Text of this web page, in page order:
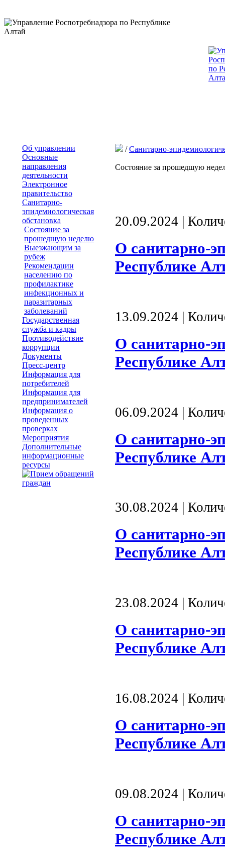
Об управлении
Основные
направления
деятельности
Электронное
правительство
Санитарно-
эпидемиологическая
обстановка
Состояние за
прошедшую неделю
Выезжающим за
рубеж
Рекомендации
населению по
профилактике
инфекционных и
паразитарных
заболеваний
Государственная
служба и кадры
Противодействие
коррупции
Документы
Пресс-центр
Информация для
потребителей
Информация для
предпринимателей
Информация о
проведенных
проверках
Мероприятия
Дополнительные
информационные
ресурсы
/Санитарно-
Состояние за прошедшую
20.09.2024 |
О санитарно-
Республике
13.09.2024 |
О санитарно-
Республике
06.09.2024 |
О санитарно-
Республике
30.08.2024 |
О санитарно-
Республике
23.08.2024 |
О санитарно-
Республике
16.08.2024 |
О санитарно-
Республике
09.08.2024 |
О санитарно-
Республике